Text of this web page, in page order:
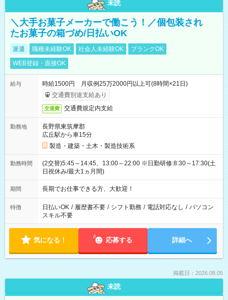
未読
＼大手お菓子メーカーで働こう！／個包装され
たお菓子の箱づめ/日払いOK
派遣 職種未経験OK 社会人未経験OK
ブランクOK
WEB登録・面接OK
給与
時給1500円 月収例25万2000円以上可(8時間×21日)
交通費別途支給あり
交通費 交通費規定内支給
勤務地
長野県東筑摩郡
広丘駅から車15分
製造・建築・土木・製造技術系
勤務時間
(2交替)5:45～14:45、13:00～22:00 ※日勤研修:8:30～17:30(土
日祝休み/最大1ヵ月間)
期間 長期でお仕事できる方、大歓迎！
特徴 日払いOK / 履歴書不要 / シフト勤務 / 電話対応なし / パソコン
スキル不要
気になる！ 応募する 詳細へ
掲載日：2026.08.05
未読